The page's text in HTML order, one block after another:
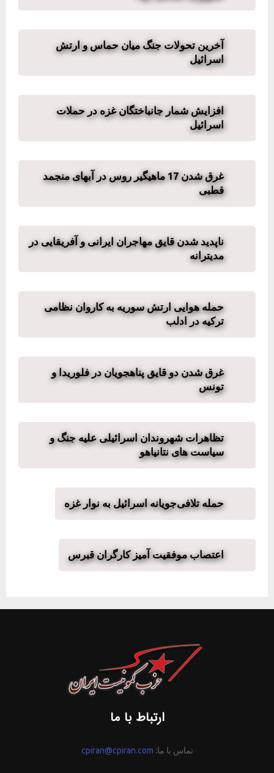
آخرین تحولات جنگ میان حماس و ارتش
اسرائیل
افزایش شمار جانباختگان غزه در حملات
اسرائیل
غرق شدن 17 ماهیگیر روس در آبهای منجمد
قطبی
ناپدید شدن قایق مهاجران ایرانی و آفریقایی در
مدیترانه
حمله هوایی ارتش سوریه به کاروان نظامی
ترکیه در ادلب
غرق شدن دو قایق پناهجویان در فلوریدا و
تونس
تظاهرات شهروندان اسرائیلی علیه جنگ و
سیاست های نتانیاهو
حمله تلافی‌جویانه اسرائیل به نوار غزه
اعتصاب موفقیت آمیز کارگران قبرس
ارتباط با ما
تماس با ما: cpiran@cpiran.com